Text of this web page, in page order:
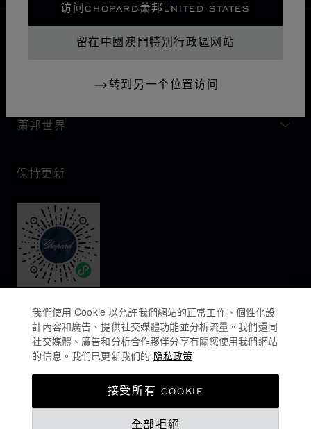
访问CHOPARD萧邦UNITED STATES
留在中國澳門特別行政區网站
转到另一个位置访问
萧邦世界
保持更新
COOKIES政策
我們使用 Cookie 以允許我們網站的正常工作、個性化設
計內容和廣告、提供社交媒體功能並分析流量。我們還同
社交媒體、廣告和分析合作夥伴分享有關您使用我們網站
的信息。我们已更新我们的 隐私政策
全部拒絕
接受所有 COOKIE